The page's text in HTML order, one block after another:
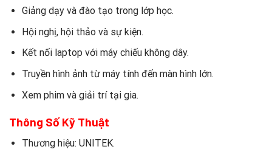
Giảng dạy và đào tạo trong lớp học.
Hội nghị, hội thảo và sự kiện.
Kết nối laptop với máy chiếu không dây.
Truyền hình ảnh từ máy tính đến màn hình lớn.
Xem phim và giải trí tại gia.
Thông Số Kỹ Thuật
Thương hiệu: UNITEK.